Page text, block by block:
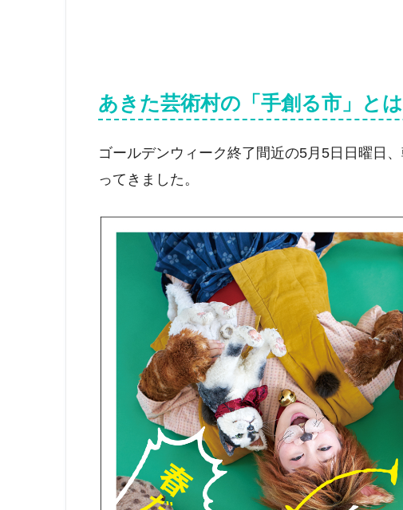
あきた芸術村の「手創る市」とは
ゴールデンウィーク終了間近の5月5日日曜日
ってきました。